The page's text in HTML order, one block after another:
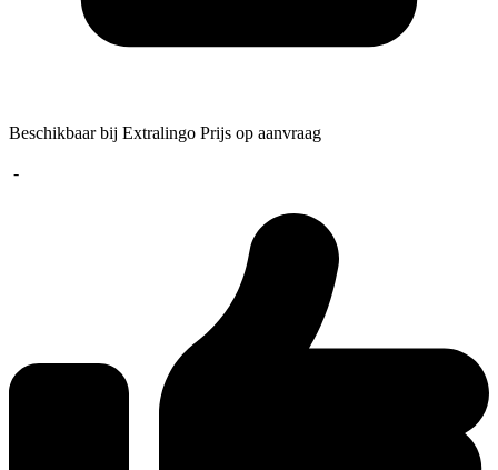
Beschikbaar bij Extralingo Prijs op aanvraag
-